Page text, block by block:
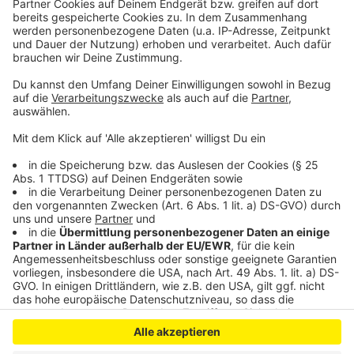
Anzeige
persönlicher Wochenrückblick - so privat wie noch nie,
so lustig wie immer.
Anzeige